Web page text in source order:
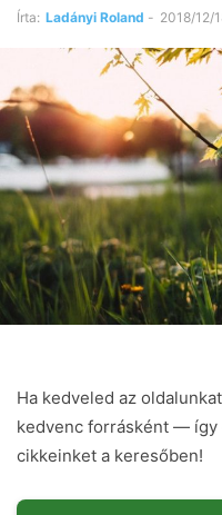
Írta: Ladányi Roland - 2018/12/
Ha kedveled az
kedvenc forrásként — így
cikkeinket a keresőben!